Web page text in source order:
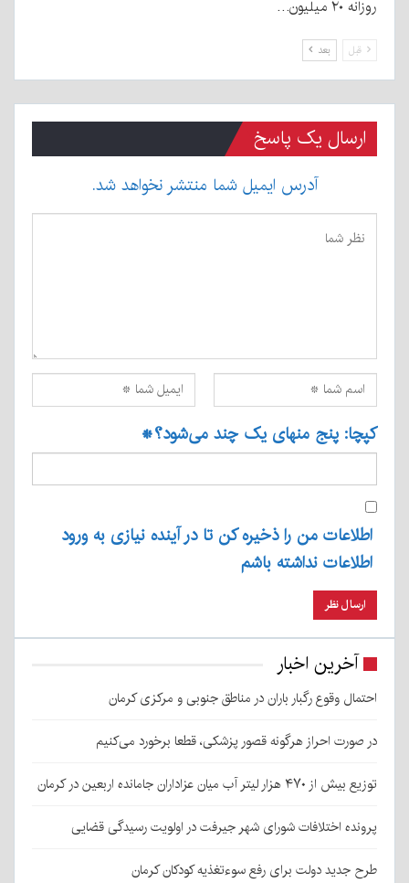
روزانه ۲۰ میلیون…
قبل بعد
ارسال یک پاسخ
آدرس ایمیل شما منتشر نخواهد شد.
کپچا: پنج منهای یک چند می‌شود؟*
اطلاعات من را ذخیره کن تا در آینده نیازی به ورود
اطلاعات نداشته باشم
آخرین اخبار
احتمال وقوع رگبار باران در مناطق جنوبی و مرکزی کرمان
در صورت احراز هرگونه قصور پزشکی، قطعا برخورد می‌کنیم
توزیع بیش از ۴۷۰ هزار لیتر آب میان عزاداران جامانده اربعین در کرمان
پرونده اختلافات شورای شهر جیرفت در اولویت رسیدگی قضایی
طرح جدید دولت برای رفع سوءتغذیه کودکان کرمان